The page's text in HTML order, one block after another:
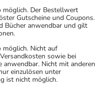
Der Bestellwert
Gutscheine und Coupons.
Bücher anwendbar und gilt
Nicht auf
sowie bei
anwendbar. Nicht mit anderen
einzulösen unter
ist nicht möglich.